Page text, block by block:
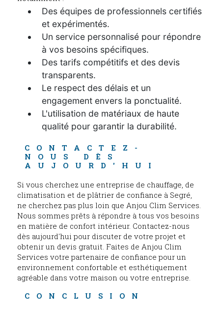
Des équipes de professionnels certifiés
et expérimentés.
Un service personnalisé pour répondre
à vos besoins spécifiques.
Des tarifs compétitifs et des devis
transparents.
Le respect des délais et un
engagement envers la ponctualité.
L'utilisation de matériaux de haute
qualité pour garantir la durabilité.
CONTACTEZ-
NOUS DÈS
AUJOURD'HUI
Si vous cherchez une entreprise de chauffage, de
climatisation et de plâtrier de confiance à Segré,
ne cherchez pas plus loin que Anjou Clim Services.
Nous sommes prêts à répondre à tous vos besoins
en matière de confort intérieur. Contactez-nous
dès aujourd'hui pour discuter de votre projet et
obtenir un devis gratuit. Faites de Anjou Clim
Services votre partenaire de confiance pour un
environnement confortable et esthétiquement
agréable dans votre maison ou votre entreprise.
CONCLUSION